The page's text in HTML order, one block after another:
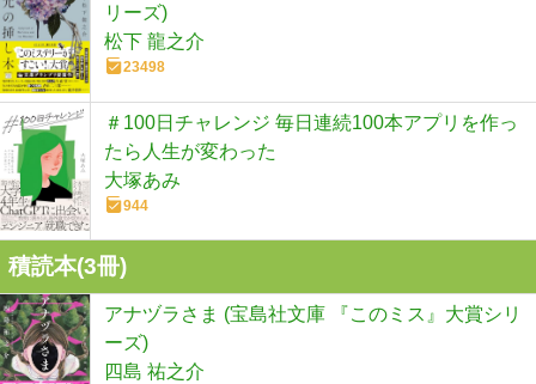
リーズ)
松下 龍之介
23498
＃100日チャレンジ 毎日連続100本アプリを作っ
たら人生が変わった
大塚あみ
944
積読本(3冊)
アナヅラさま (宝島社文庫 『このミス』大賞シリ
ーズ)
四島 祐之介